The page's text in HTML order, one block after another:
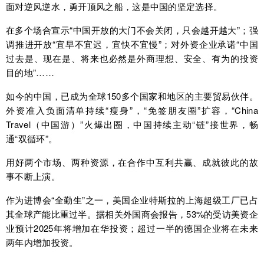
面对逆风逆水，勇开顶风之船，这是中国的坚定选择。
在多个场合宣示“中国开放的大门不会关闭，只会越开越大”；强
调推进开放“宜早不宜迟，宜快不宜慢”；对外资企业承诺“中国
过去是、现在是、将来也必然是外商理想、安全、有为的投资
目的地”……
如今的中国，已成为全球150多个国家和地区的主要贸易伙伴。
外资准入负面清单持续“瘦身”，“免签朋友圈”扩容，“China
Travel（中国游）”火爆出圈，中国持续主动“链”接世界，畅
通“双循环”。
用好两个市场、两种资源，在合作中互利共赢、成就彼此的故
事不断上演。
作为进博会“全勤生”之一，美国企业特斯拉的上海超级工厂已占
其全球产能比重过半。据相关外国商会报告，53%的受访美资企
业预计2025年将增加在华投资；超过一半的德国企业将在未来
两年内增加投资。